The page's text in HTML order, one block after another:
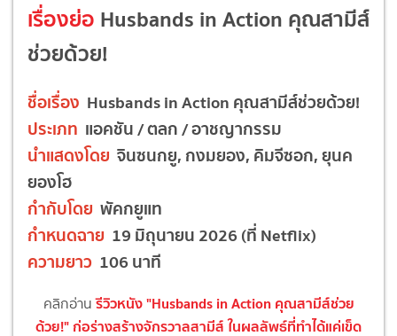
เรื่องย่อ Husbands in Action คุณสามีส์
ช่วยด้วย!
ชื่อเรื่อง Husbands in Action คุณสามีส์ช่วยด้วย!
ประเภท แอคชัน / ตลก / อาชญากรรม
นำแสดงโดย จินซนกยู, กงมยอง, คิมจีซอก, ยุนค
ยองโฮ
กำกับโดย พัคกยูแท
กำหนดฉาย 19 มิถุนายน 2026 (ที่ Netflix)
ความยาว 106 นาที
คลิกอ่านรีวิวหนัง "Husbands in Action คุณสามีส์ช่วย
ด้วย!" ก่อร่างสร้างจักรวาลสามีส์ ในผลลัพธ์ที่ทำได้แค่เข็ด